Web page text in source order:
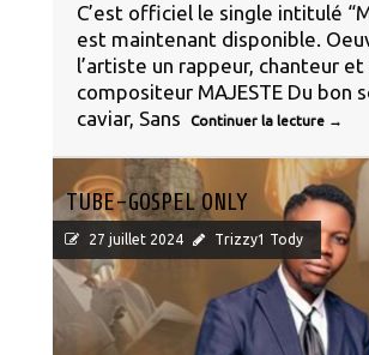
C’est officiel le single intitulé
est maintenant disponible.
l’artiste un rappeur, chanteur
compositeur MAJESTE Du bon
caviar, Sans
Continuer la lecture →
TUBE-GOSPEL ONLY
27 juillet 2024 Trizzy1 Tody